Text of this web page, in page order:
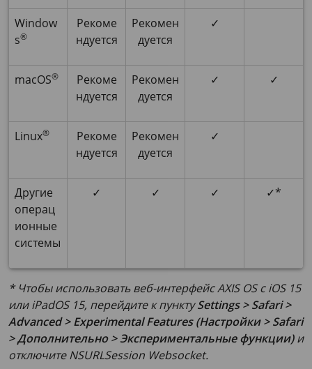
Window
s®
Рекоме
ндуется
Рекомен
дуется
✓
macOS®
Рекоме
ндуется
Рекомен
дуется
✓ ✓
Linux®
Рекоме
ндуется
Рекомен
дуется
✓
Другие
операц
ионные
системы
✓ ✓ ✓ ✓*
* Чтобы использовать веб-интерфейс AXIS OS с iOS 15
или iPadOS 15, перейдите к пунктуSettings > Safari >
Advanced > Experimental Features (Настройки > Safari
> Дополнительно > Экспериментальные функции)и
отключитеNSURLSession Websocket.